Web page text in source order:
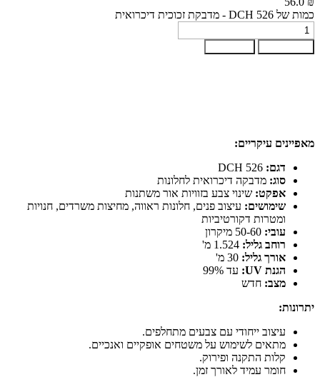
כמות של DCH 526 - מדבקת זכוכית דיכרואית
מאפיינים עיקריים:
דגם:
סוג: מדבקה דיכרואית לחלונות
אפקט: שינוי צבע בזוויות אור משתנות
שימושים: עיצוב פנים, חלונות ראווה, מחיצות משרדים, חנויות
ומטרות דקורטיביות
עובי:
רוחב גליל:
אורך גליל:
הגנת UV:
עד 99%
מצב: חדש
יתרונות:
עיצוב ייחודי עם צבעים מתחלפים.
מתאים לשימוש על משטחים אופקיים ואנכיים.
קלות התקנה ופירוק.
חומר עמיד לאורך זמן.